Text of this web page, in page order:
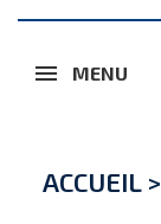
MENU
ACCUEIL >